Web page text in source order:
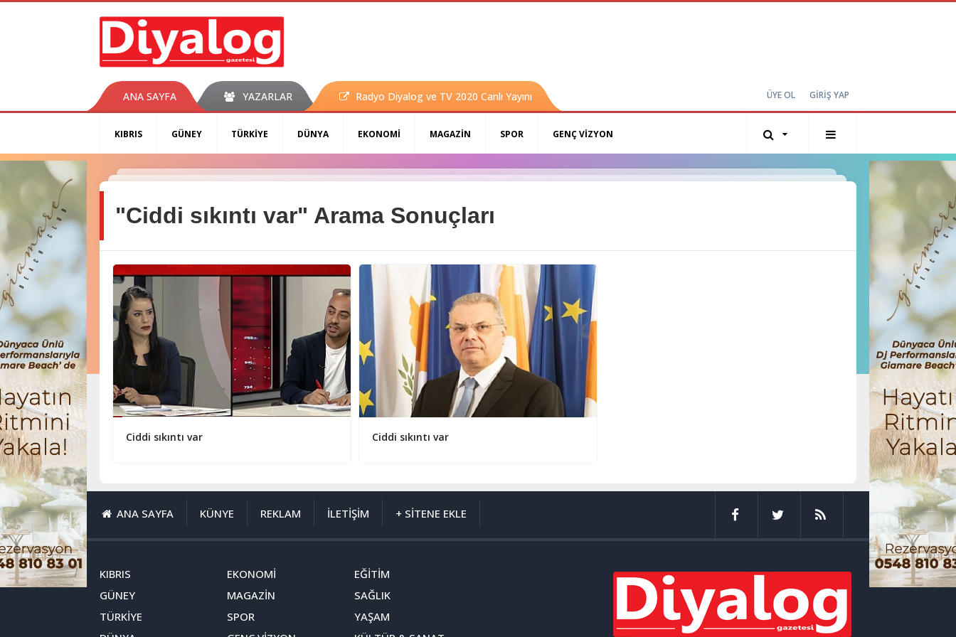
ANA SAYFA YAZARLAR Radyo Diyalog ve TV 2020 Canlı Yayını ÜYE OL GİRİŞ YAP
KIBRIS GÜNEY TÜRKİYE DÜNYA EKONOMİ MAGAZİN SPOR GENÇ VİZYON
"Ciddi sıkıntı var" Arama Sonuçları
Ciddi sıkıntı var Ciddi sıkıntı var
ANA SAYFA KÜNYE REKLAM İLETİŞİM + SİTENE EKLE
KIBRIS
GÜNEY
TÜRKİYE
EKONOMİ
MAGAZİN
SPOR
EĞİTİM
SAĞLIK
YAŞAM